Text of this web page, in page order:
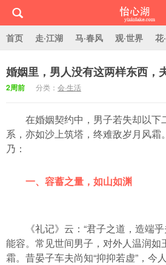
怡心湖
首页 走·江湖 马·春风 观·世界 花
婚姻里，男人没有这两样东西，
2周前 分类： 会·生活
在婚姻契约中，男子若失却以下
系，亦如沙上筑塔，终难敌岁月风霜
乃：
一、容蓄之量，如山如渊
《礼记》云：“君子之道，造端
能容。常见世间男子，对外人温润如
霜。昔晏子车夫尚知“抑抑若虚”，今